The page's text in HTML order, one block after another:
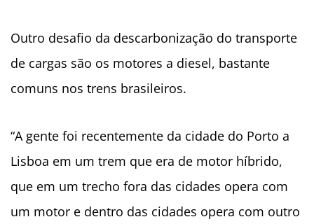
Outro desafio da descarbonização do transporte
de cargas são os motores a diesel, bastante
comuns nos trens brasileiros.
“A gente foi recentemente da cidade do Porto a
Lisboa em um trem que era de motor híbrido,
que em um trecho fora das cidades opera com
um motor e dentro das cidades opera com outro